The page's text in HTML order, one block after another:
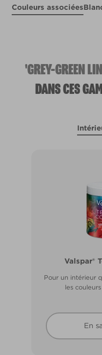
Couleurs associées
'GREY-GREEN
DANS CES
Valspar®
Pour un intérieur
les
En
Valspar® Pro
Application